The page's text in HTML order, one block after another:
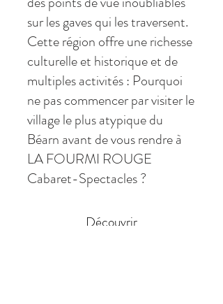
sur les gaves qui les traversent.
Cette région offre une richesse
culturelle et historique et de
multiples activités : Pourquoi
ne pas commencer par visiter le
village le plus atypique du
Béarn avant de vous rendre à
LA FOURMI ROUGE
Cabaret-Spectacles ?
Découvrir